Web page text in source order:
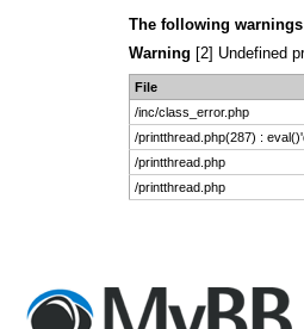
The following
Warning [2] Undefined
File
/inc/class_error.php
/printthread.php(287) :
/printthread.php
/printthread.php